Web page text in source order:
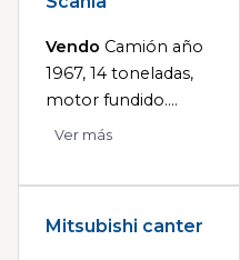
Vendo Camión año
1967, 14 toneladas,
motor fundido....
Ver más
Mitsubishi canter